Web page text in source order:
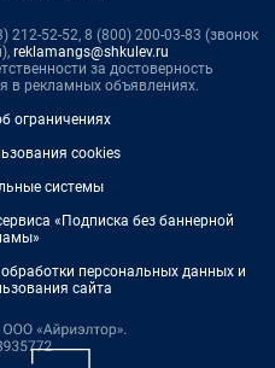
212-52-52, 8 (800) 200-03-83 (звонок
reklamangs@shkulev.ru
за достоверность
в рекламных объявлениях.
ограничениях
cookies
системы
«Подписка без баннерной
персональных данных и
сайта